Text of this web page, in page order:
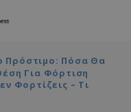
Πρόστιμο: Πόσα Θα
Για Φόρτιση
Φορτίζεις – Τι